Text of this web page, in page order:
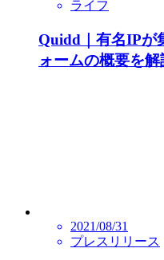
ライフ
Quidd｜有名IPが
ォームの概要を解
2021/08/31
プレスリリース